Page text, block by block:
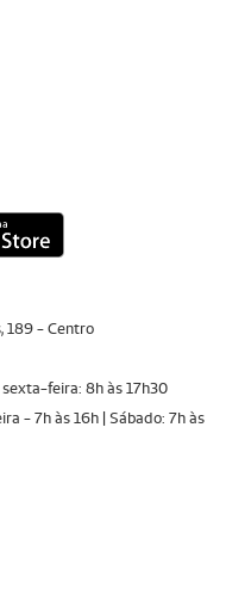
189 - Centro
feira: 8h às 17h30
- 7h às 16h | Sábado: 7h às